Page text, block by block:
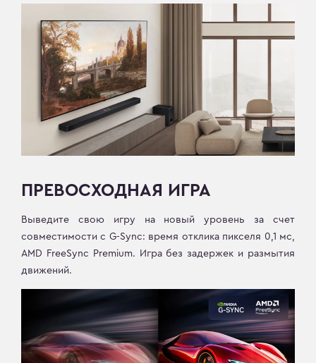
ПРЕВОСХОДНАЯ ИГРА
Выведите свою игру на новый уровень за счет
совместимости с G-Sync: время отклика пикселя 0,1 мс,
AMD FreeSync Premium. Игра без задержек и размытия
движений.